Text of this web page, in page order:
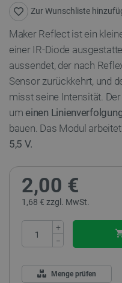
Zur Wunschliste
Maker Reflect ist ein
einer IR-Diode
aussendet, der nach
Sensor zurückkehrt, und
misst seine Intensität.
um einen
bauen. Das Modul
5,5 V.
2,00 €
1,68 € zzgl. MwSt.
+
−
Menge prüfen